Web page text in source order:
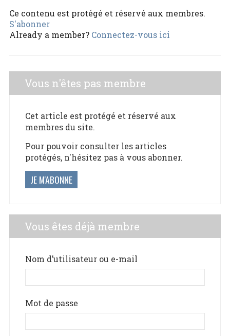
Ce contenu est protégé et réservé aux membres.
S'abonner
Already a member? Connectez-vous ici
Vous n'êtes pas membre
Cet article est protégé et réservé aux
membres du site.
Pour pouvoir consulter les articles
protégés, n'hésitez pas à vous abonner.
JE M'ABONNE
Vous êtes déjà membre
Nom d’utilisateur ou e-mail
Mot de passe